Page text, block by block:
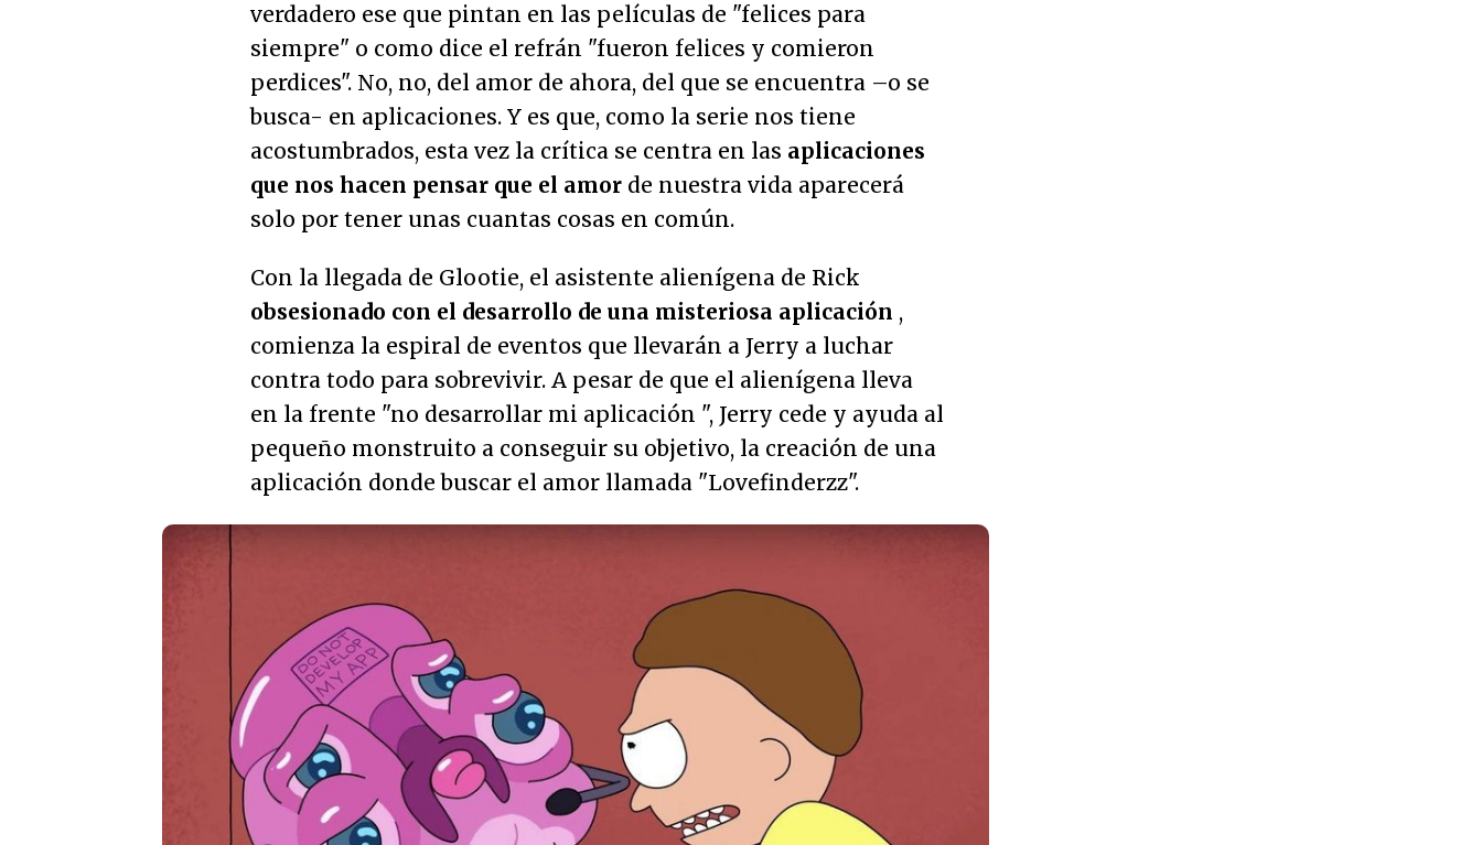
verdadero ese que pintan en las películas de "felices para
siempre" o como dice el refrán "fueron felices y comieron
perdices". No, no, del amor de ahora, del que se encuentra –o se
busca- en aplicaciones. Y es que, como la serie nos tiene
acostumbrados, esta vez la crítica se centra en las aplicaciones
que nos hacen pensar que el amor de nuestra vida aparecerá
solo por tener unas cuantas cosas en común.
Con la llegada de Glootie, el asistente alienígena de Rick
obsesionado con el desarrollo de una misteriosa aplicación ,
comienza la espiral de eventos que llevarán a Jerry a luchar
contra todo para sobrevivir. A pesar de que el alienígena lleva
en la frente "no desarrollar mi aplicación ", Jerry cede y ayuda al
pequeño monstruito a conseguir su objetivo, la creación de una
aplicación donde buscar el amor llamada "Lovefinderzz".